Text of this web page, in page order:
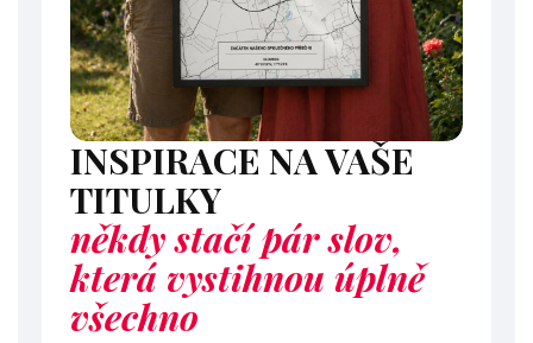
INSPIRACE NA VAŠE
TITULKY
někdy stačí pár slov,
která vystihnou úplně
všechno